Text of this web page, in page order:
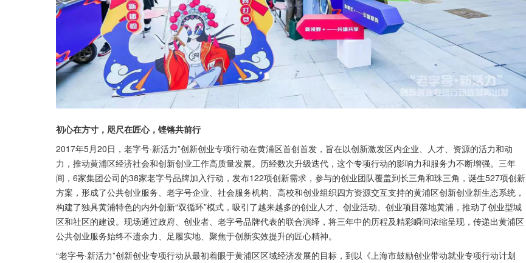
初心在方寸，咫尺在匠心，铿锵共前行
2017年5月20日，老字号·新活力”创新创业专项行动在黄浦区首创首发，旨在以创新激发区内企业、人才、资源的活力和动
力，推动黄浦区经济社会和创新创业工作高质量发展。历经数次升级迭代，这个专项行动的影响力和服务力不断增强。三年
间，6家集团公司的38家老字号品牌加入行动，发布122项创新需求，参与的创业团队覆盖到长三角和珠三角，诞生527项创新
方案，形成了公共创业服务、老字号企业、社会服务机构、高校和创业组织四方资源交互支持的黄浦区创新创业新生态系统，
构建了独具黄浦特色的内外创新“双循环”模式，吸引了越来越多的创业人才、创业活动、创业项目落地黄浦，推动了创业型城
区和社区的建设。现场通过政府、创业者、老字号品牌代表的联合演绎，将三年中的历程及精彩瞬间浓缩呈现，传递出黄浦区
公共创业服务始终不遗余力、足履实地、聚焦于创新实效提升的匠心精神。
“老字号·新活力”创新创业专项行动从最初着眼于黄浦区区域经济发展的目标，到以《上海市鼓励创业带动就业专项行动计划